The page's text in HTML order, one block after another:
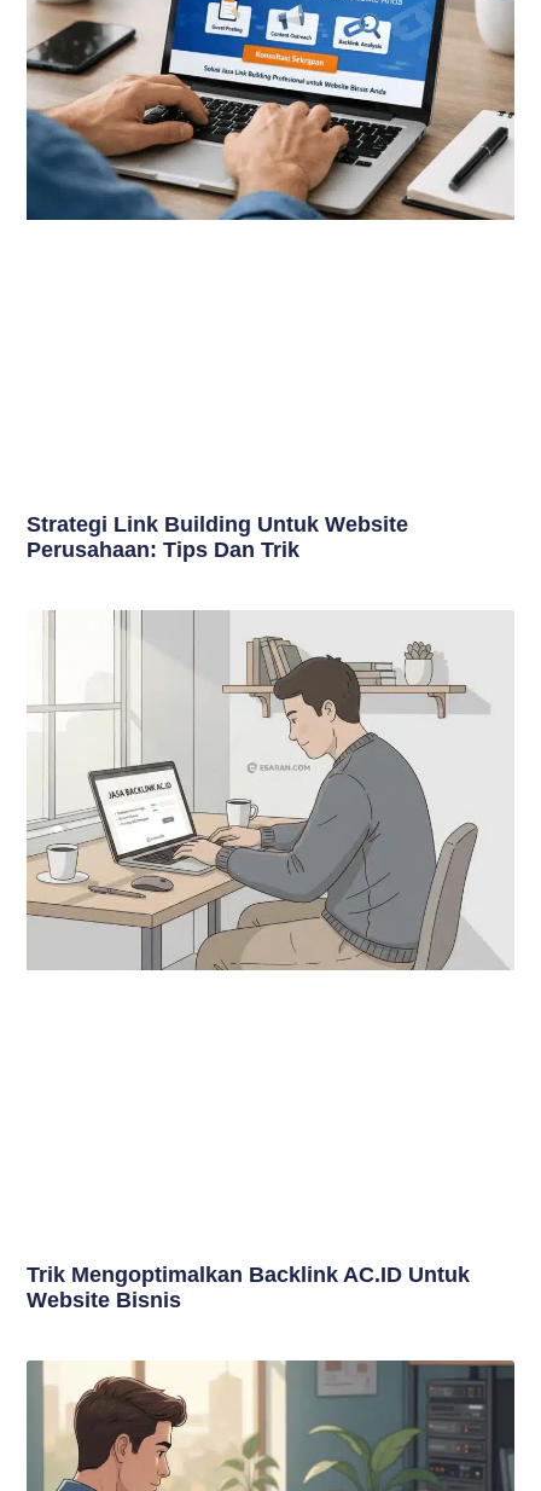
Strategi Link Building Untuk Website
Perusahaan: Tips Dan Trik
Trik Mengoptimalkan Backlink AC.ID Untuk
Website Bisnis